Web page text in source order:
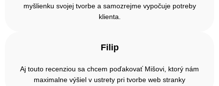
myšlienku svojej tvorbe a samozrejme vypočuje potreby
klienta.
Filip
Aj touto recenziou sa chcem poďakovať Mišovi, ktorý nám
maximalne výšiel v ustrety pri tvorbe web stranky